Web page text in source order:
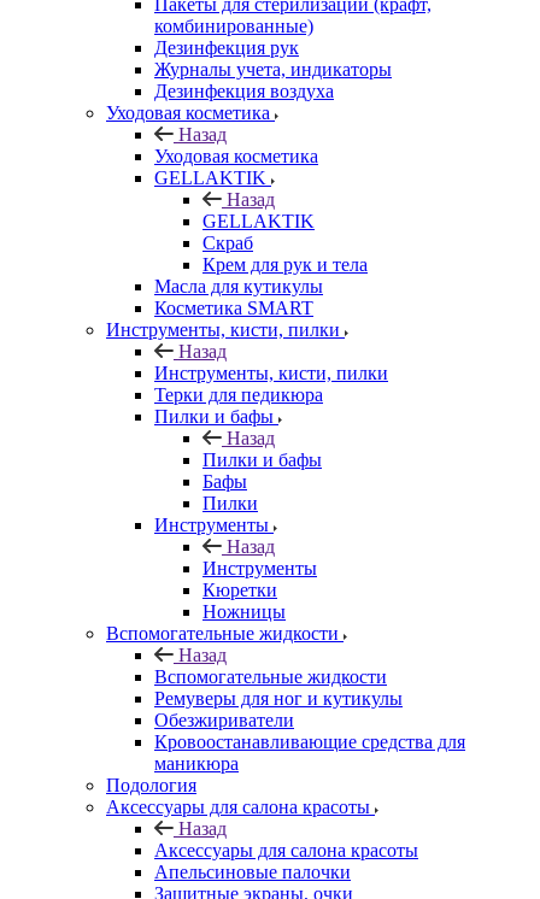
Пакеты для стерилизации (крафт,
комбинированные)
Дезинфекция рук
Журналы учета, индикаторы
Дезинфекция воздуха
Уходовая косметика
Назад
Уходовая косметика
GELLAKTIK
Назад
GELLAKTIK
Скраб
Крем для рук и тела
Масла для кутикулы
Косметика SMART
Инструменты, кисти, пилки
Назад
Инструменты, кисти, пилки
Терки для педикюра
Пилки и бафы
Назад
Пилки и бафы
Бафы
Пилки
Инструменты
Назад
Инструменты
Кюретки
Ножницы
Вспомогательные жидкости
Назад
Вспомогательные жидкости
Ремуверы для ног и кутикулы
Обезжириватели
Кровоостанавливающие средства для
маникюра
Подология
Аксессуары для салона красоты
Назад
Аксессуары для салона красоты
Апельсиновые палочки
Защитные экраны, очки